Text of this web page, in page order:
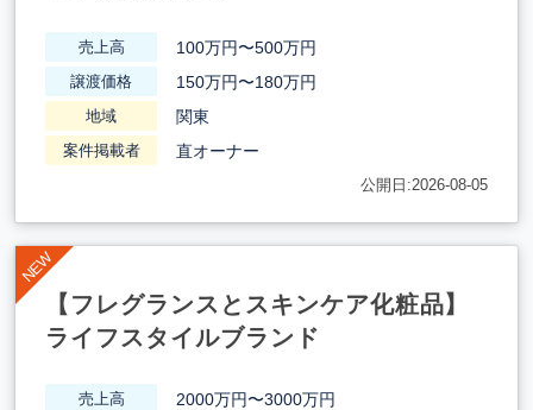
売上高 100万円〜500万円
譲渡価格 150万円〜180万円
地域 関東
案件掲載者 直オーナー
公開日:2026-08-05
【フレグランスとスキンケア化粧品】
ライフスタイルブランド
売上高 2000万円〜3000万円